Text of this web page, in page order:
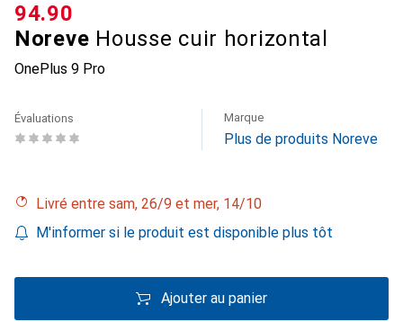
Noreve Housse cuir horizontal
OnePlus 9 Pro
CHF
94.90
Évaluations Marque
Plus de produits Noreve
Livré entre sam, 26/9 et mer, 14/10
M'informer si le produit est disponible plus tôt
Ajouter au panier